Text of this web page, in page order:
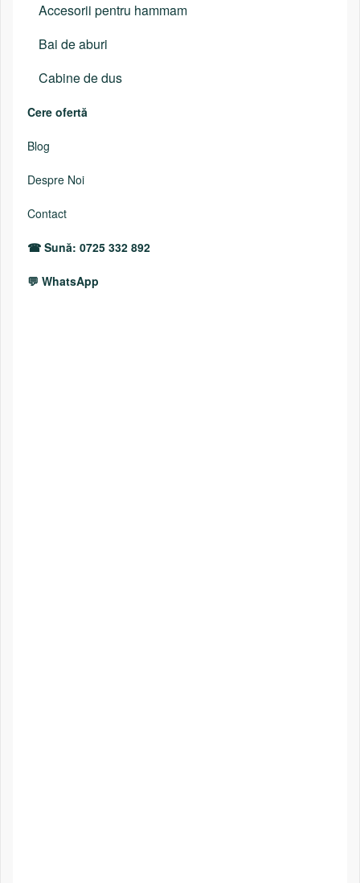
Accesorii pentru hammam
Bai de aburi
Cabine de dus
Cere ofertă
Blog
Despre Noi
Contact
Sună: 0725 332 892
WhatsApp